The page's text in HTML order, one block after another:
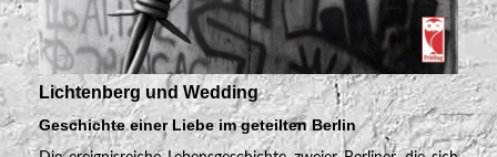
Lichtenberg und Wedding
Geschichte einer Liebe im geteilten Berlin